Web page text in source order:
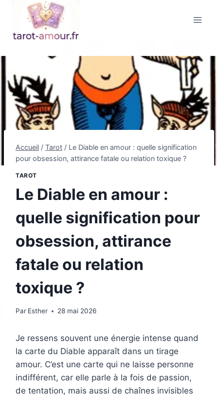
contenu
Accueil / Tarot / Le Diable en amour : quelle signification
pour obsession, attirance fatale ou relation toxique ?
TAROT
Le Diable en amour :
quelle signification pour
obsession, attirance
fatale ou relation
toxique ?
Par Esther 28 mai 2026
Je ressens souvent une énergie intense quand
la carte du Diable apparaît dans un tirage
amour. C’est une carte qui ne laisse personne
indifférent, car elle parle à la fois de passion,
de tentation, mais aussi de chaînes invisibles